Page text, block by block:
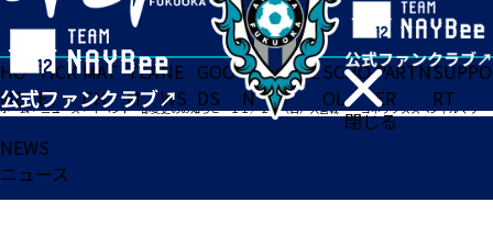
閉じる
HO
ME
TICK
ET
MAT
CH
TEA
M
NE
WS
GOO
DS
FA
N
ACADE
MY
SCHO
OL
PARTN
ER
SUPPO
RT
ホーム>ニュース>イベント一部変更のお知らせ １１／２９（日）大宮戦 「ヨネックススペシャルマッチ」
NEWS
ニュース